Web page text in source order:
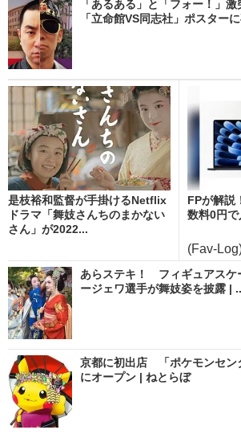
「あるある」と「フォー！」
「立命館VS同志社」ポスター
是枝裕和監督が手掛けるNetflix
ドラマ「舞妓さんちのまかない
さん」が2022...
FPが解説
数料0円で
(Fav-
あらステキ！ フィギュアスケ
ージェワ選手が舞妓姿を披露 |
京都に初出店 「ポケモンセン
にオープン | ねとらぼ